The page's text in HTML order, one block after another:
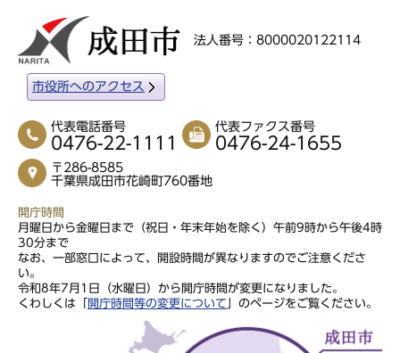
法人番号：8000020122114
市役所へのアクセス
代表電話番号
0476-22-1111
代表ファクス番号
0476-24-1655
〒286-8585
千葉県成田市花崎町760番地
開庁時間
月曜日から金曜日まで（祝日・年末年始を除く）午前9時から午後4時
30分まで
なお、一部窓口によって、開設時間が異なりますのでご注意くださ
い。
令和8年7月1日（水曜日）から開庁時間が変更になりました。
くわしくは「
開庁時間等の変更について 」のページをご覧ください。